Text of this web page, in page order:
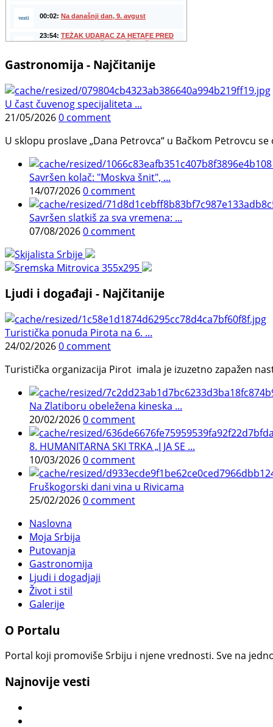
Gastronomija - Najčitanije
U čast čuvenog specijaliteta ...
21/05/20260 comment
U sklopu proslave „Dana Petrovca“ u Bačkom Petrovcu
Savršen kolač: "Moskva šnit", ...
14/07/20260 comment
Savršen slatkiš za sva vremena: ...
07/08/20260 comment
Ljudi i događaji - Najčitanije
Turistička ponuda Pirota na 6. ...
24/02/20260 comment
Turistička organizacija Pirot imala je izuzetno zapažen
Na Zlatiboru obeležena kineska ...
20/02/20260 comment
8. HUMANITARNA SKI TRKA „I JA SE ...
10/03/20260 comment
Fruškogorski dani vina u Rivicama
25/02/20260 comment
Naslovna
Moja Srbija
Putovanja
Gastronomija
Ljudi i dogadjaji
Život i stil
Galerije
O Portalu
Portal koji promoviše Srbiju i njene vrednosti. Sve na
Najnovije vesti